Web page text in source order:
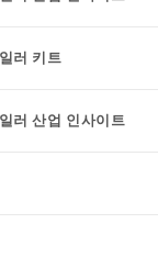
러 키트
러 산업 인사이트